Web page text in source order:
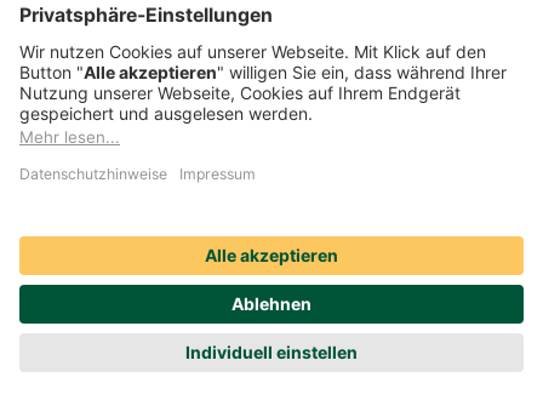
Online-Portal der DAHAG Rechtsservices AG angeboten.
Beratungs-Rechtsschutz bei Unternehmensnachfolge
Wenn Sie Ihre Firma an eine Nachfolgerin oder einen Nachfolger
kompetente, selbstständige Rechtsanwältinnen und Rechtsanwälte,
Rechtsschutz an:0221 757-1996.
Produktservices Krankenversicherung: Welche
Vorteile bietet mir die Krankenversicherungs-App der
DEVK?